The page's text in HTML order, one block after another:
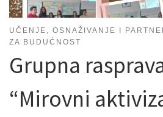
UČENJE, OSNAŽIVANJE I
ZA BUDUĆNOST
Grupna
“Mirovni